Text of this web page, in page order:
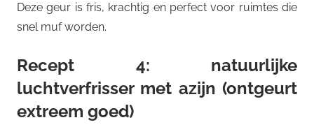
Deze geur is fris, krachtig en perfect voor ruimtes die
snel muf worden.
Recept 4: natuurlijke
luchtverfrisser met azijn (ontgeurt
extreem goed)